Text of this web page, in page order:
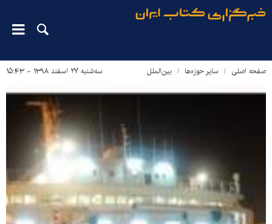
صفحه اصلی سایر حوزه‌ها بین‌الملل سه‌شنبه ۲۷ اسفند ۱۳۹۸ - ۱۵:۴۳